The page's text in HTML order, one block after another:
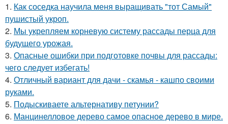
1. Как соседка научила меня выращивать "тот Самый"
пушистый укроп.
2. Мы укрепляем корневую систему рассады перца для
будущего урожая.
3. Опасные ошибки при подготовке почвы для рассады:
чего следует избегать!
4. Отличный вариант для дачи - скамья - кашпо своими
руками.
5. Подыскиваете альтернативу петунии?
6. Манцинелловое дерево самое опасное дерево в мире.